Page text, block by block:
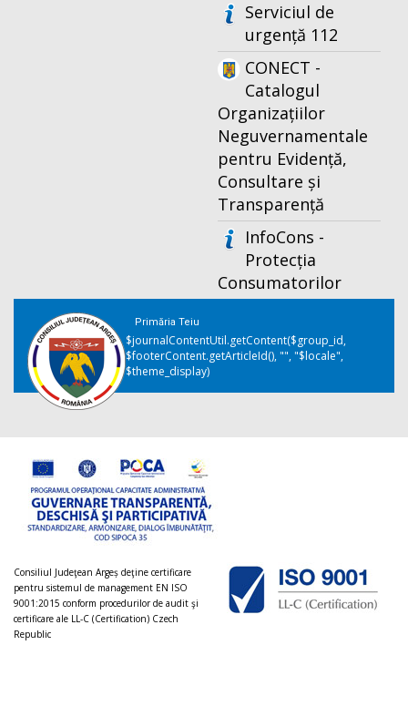
Serviciul de
urgență 112
CONECT -
Catalogul
Organizațiilor
Neguvernamentale
pentru Evidență,
Consultare și
Transparență
InfoCons -
Protecția
Consumatorilor
Primăria Teiu
$journalContentUtil.getContent($group_id,
$footerContent.getArticleId(), "", "$locale",
$theme_display)
Consiliul Judeţean Argeș deţine certificare
pentru sistemul de management EN ISO
9001:2015 conform procedurilor de audit şi
certificare ale LL-C (Certification) Czech
Republic